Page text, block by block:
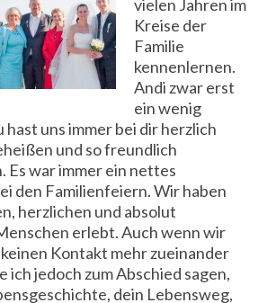
vielen Jahren im
Kreise der
Familie
kennenlernen.
Andi zwar erst
ein wenig
hast uns immer bei dir herzlich
und so freundlich
Es war immer ein nettes
den Familienfeiern. Wir haben
herzlichen und absolut
erlebt. Auch wenn wir
Kontakt mehr zueinander
ich jedoch zum Abschied sagen,
dein Lebensweg,